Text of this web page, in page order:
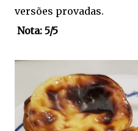
versões provadas.
Nota: 5/5